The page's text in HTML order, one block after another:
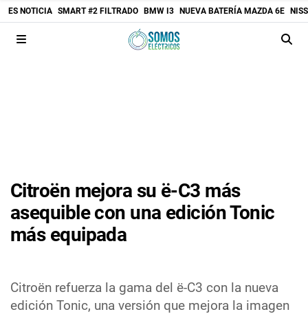
ES NOTICIA SMART #2 FILTRADO BMW I3 NUEVA BATERÍA MAZDA 6E
Citroën mejora su ë-C3 más
asequible con una edición Tonic
más equipada
Citroën refuerza la gama del ë-C3 con la nueva
edición Tonic, una versión que mejora la imagen